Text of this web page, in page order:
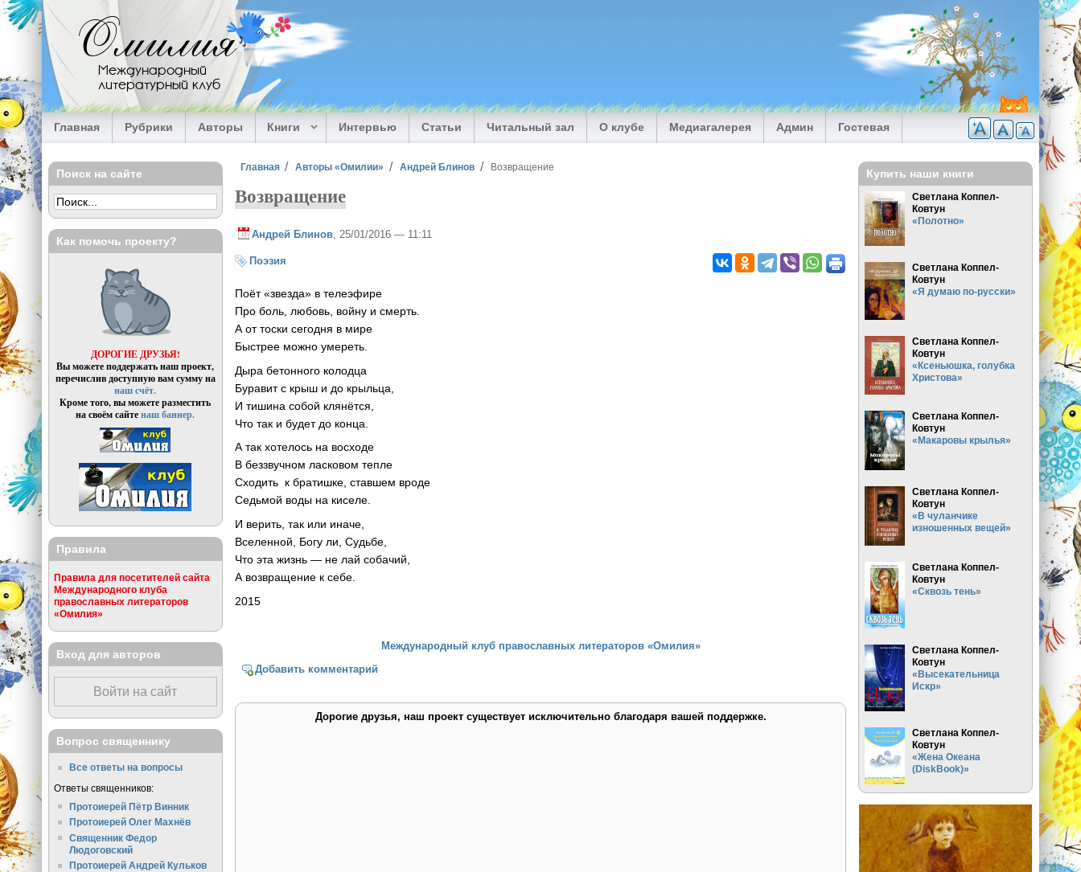
Перейти к основному содержанию
Омилия
Международный
литературный клуб
Главная Рубрики Авторы Книги Интервью Статьи Читальный зал О клубе Медиагалерея Админ Гостевая
Вы здесь
Главная Авторы «Омилии» Андрей Блинов Возвращение
Возвращение
Андрей Блинов , 25/01/2016 — 11:11
Поэзия
Поёт «звезда» в телеэфире
Про боль, любовь, войну и смерть.
А от тоски сегодня в мире
Быстрее можно умереть.
Дыра бетонного колодца
Буравит с крыш и до крыльца,
И тишина собой клянётся,
Что так и будет до конца.
А так хотелось на восходе
В беззвучном ласковом тепле
Сходить к братишке, ставшем вроде
Седьмой воды на киселе.
И верить, так или иначе,
Вселенной, Богу ли, Судьбе,
Что эта жизнь — не лай собачий,
А возвращение к себе.
2015
Международный клуб православных литераторов «Омилия»
Добавить комментарий
Дорогие друзья, наш проект существует исключительно благодаря вашей поддержке.
Поиск на сайте
Как помочь проекту?
ДОРОГИЕ ДРУЗЬЯ!
Вы можете поддержать наш проект,
перечислив доступную вам сумму на
наш счёт.
Кроме того, вы можете разместить
на своём сайтенаш баннер.
Правила
Правила для посетителей сайта
Международного клуба
православных литераторов
«Омилия»
Вход для авторов
Войти на сайт
Вопрос священнику
Все ответы на вопросы
Ответы священников:
Протоиерей Пётр Винник
Протоиерей Олег Махнёв
Священник Федор
Людоговский
Протоиерей Андрей Кульков
Купить наши книги
Светлана Коппел-
Ковтун
«Полотно»
Светлана Коппел-
Ковтун
«Я думаю по-русски»
Светлана Коппел-
Ковтун
«Ксеньюшка, голубка
Христова»
Светлана Коппел-
Ковтун
«Макаровы крылья»
Светлана Коппел-
Ковтун
«В чуланчике
изношенных вещей»
Светлана Коппел-
Ковтун
«Сквозь тень»
Светлана Коппел-
Ковтун
«Высекательница
Искр»
Светлана Коппел-
Ковтун
«Жена Океана
(DiskBook)»